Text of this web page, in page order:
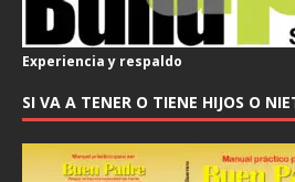
Experiencia y respaldo
SI VA A TENER O TIENE HIJOS O